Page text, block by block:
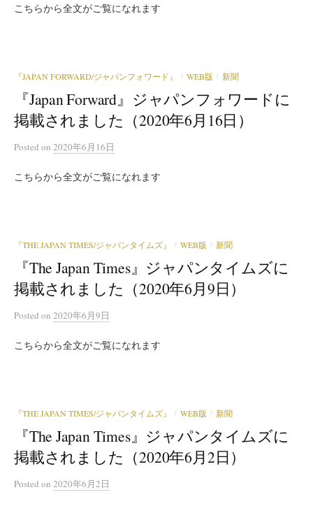
こちらから全文がご覧になれます
『JAPAN FORWARD/ジャパンフォワード』 / WEB版 / 新聞
『Japan Forward』ジャパンフォワードに
掲載されました（2020年6月16日）
Posted on 2020年6月16日
こちらから全文がご覧になれます
『THE JAPAN TIMES/ジャパンタイムズ』 / WEB版 / 新聞
『The Japan Times』ジャパンタイムズに
掲載されました（2020年6月9日）
Posted on 2020年6月9日
こちらから全文がご覧になれます
『THE JAPAN TIMES/ジャパンタイムズ』 / WEB版 / 新聞
『The Japan Times』ジャパンタイムズに
掲載されました（2020年6月2日）
Posted on 2020年6月2日